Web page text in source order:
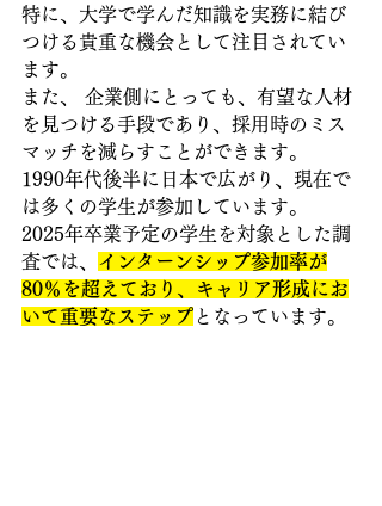
特に、大学で学んだ知識を実務に結び
つける貴重な機会として注目されてい
ます。
また、 企業側にとっても、有望な人材
を見つける手段であり、採用時のミス
マッチを減らすことができます。
1990年代後半に日本で広がり、現在で
は多くの学生が参加しています。
2025年卒業予定の学生を対象とした調
査では、 インターンシップ参加率が
80％を超えており、キャリア形成にお
いて重要なステップ となっています。